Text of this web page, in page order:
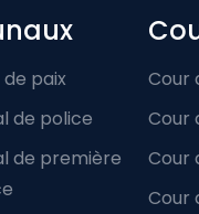
paix
de police
de première
Cour
Cour
Cour
Cour